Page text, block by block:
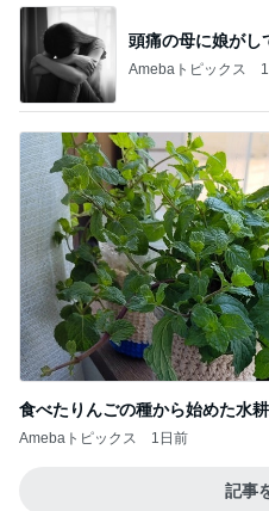
頭痛の母に娘がし
Amebaトピックス
食べたりんごの種から始めた水
Amebaトピックス 1日前
記事